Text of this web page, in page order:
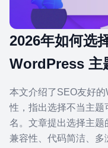
2026年如何选
WordPress 主
本文介绍了SEO友好
性，指出选择不当主
名。文章提出选择主
兼容性、代码简洁、